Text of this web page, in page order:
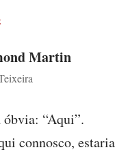
Martin
“Aqui”.
connosco, estaria